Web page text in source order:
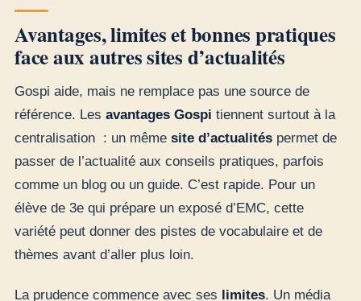
Avantages, limites et bonnes pratiques
face aux autres sites d’actualités
Gospi aide, mais ne remplace pas une source de
référence. Les avantages Gospi tiennent surtout à la
centralisation : un même site d’actualités permet de
passer de l’actualité aux conseils pratiques, parfois
comme un blog ou un guide. C’est rapide. Pour un
élève de 3e qui prépare un exposé d’EMC, cette
variété peut donner des pistes de vocabulaire et de
thèmes avant d’aller plus loin.
La prudence commence avec ses limites. Un média